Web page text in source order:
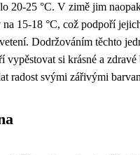
20-25 °C. V zimě jim
15-18 °C, což podpoří
Dodržováním těchto
vypěstovat si krásné a
radost svými zářivými